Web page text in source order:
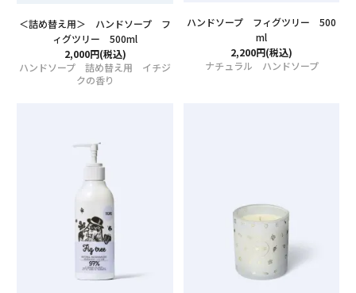
ニュース
YOPEについて
店舗情報
＜詰め替え用＞ ハンドソープ フ
ィグツリー 500ml
2,000円(税込)
ハンドソープ 詰め替え用 イチジ
クの香り
ハンドソープ フィグツリー 500
ml
2,200円(税込)
ナチュラル ハンドソープ